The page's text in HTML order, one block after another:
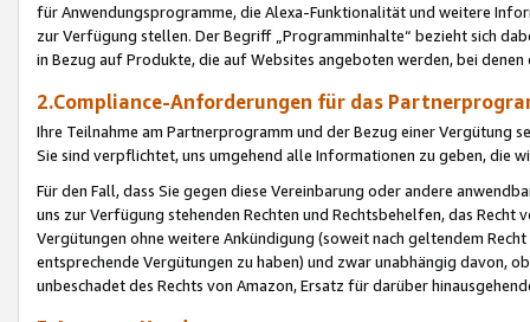
für Anwendungsprogramme, die Alexa-Funktionalität und weitere
zur Verfügung stellen. Der Begriff „Programminhalte“ bezieht sich
in Bezug auf Produkte, die auf Websites angeboten werden, bei
2.Compliance-Anforderungen für das
Ihre Teilnahme am Partnerprogramm und der Bezug einer Vergütung
Sie sind verpflichtet, uns umgehend alle Informationen zu geben, die
Für den Fall, dass Sie gegen diese Vereinbarung oder andere
uns zur Verfügung stehenden Rechten und Rechtsbehelfen, das
Vergütungen ohne weitere Ankündigung (soweit nach geltendem
entsprechende Vergütungen zu haben) und zwar unabhängig davon,
unbeschadet des Rechts von Amazon, Ersatz für darüber